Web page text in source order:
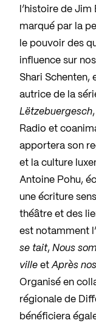
l’histoire de
marqué par la
le pouvoir des
influence sur
Shari Schenten,
autrice de la
Lëtzebuergesch
Radio et
apportera son
et la culture
Antoine Pohu,
une écriture
théâtre et des
est notamment
se tait, Nous
ville etAprès
Organisé en
régionale de
bénéficiera